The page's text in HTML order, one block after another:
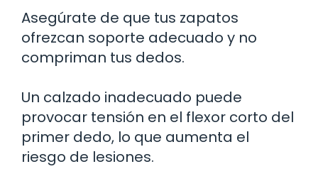
Asegúrate de que tus zapatos
ofrezcan soporte adecuado y no
compriman tus dedos.
Un calzado inadecuado puede
provocar tensión en el flexor corto del
primer dedo, lo que aumenta el
riesgo de lesiones.